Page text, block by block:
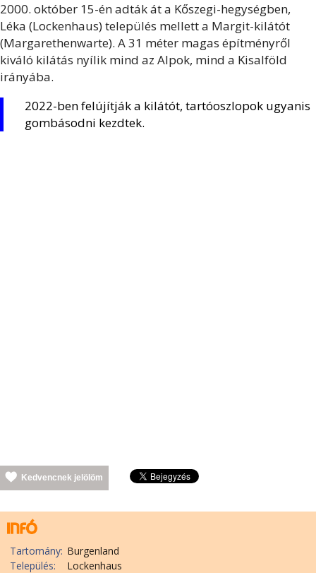
2000. október 15-én adták át a Kőszegi-hegységben,
Léka (Lockenhaus) település mellett a Margit-kilátót
(Margarethenwarte). A 31 méter magas építményről
kiváló kilátás nyílik mind az Alpok, mind a Kisalföld
irányába.
2022-ben felújítják a kilátót, tartóoszlopok ugyanis
gombásodni kezdtek.
Kedvencnek jelölöm
Tartomány: Burgenland
Település:
Lockenhaus